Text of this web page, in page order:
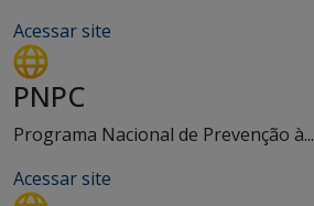
Acessar site
PNPC
Programa Nacional de Prevenção à...
Acessar site